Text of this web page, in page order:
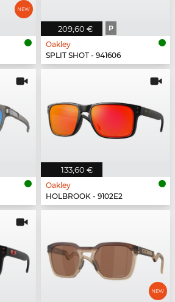
209,60 € P
Oakley
SPLIT SHOT - 941606
133,60 €
Oakley
HOLBROOK - 9102E2